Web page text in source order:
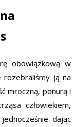
obowiązkową w
rozebraliśmy ją na
mroczną, ponurą i
człowiekiem,
dając